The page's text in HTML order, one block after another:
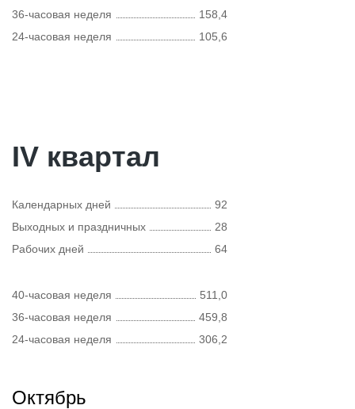
36-часовая неделя
158,4
24-часовая неделя
105,6
IV квартал
Календарных дней
92
Выходных и праздничных
28
Рабочих дней
64
40-часовая неделя
511,0
36-часовая неделя
459,8
24-часовая неделя
306,2
Октябрь